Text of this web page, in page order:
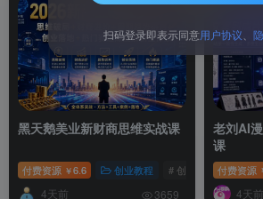
黑天鹅美业新财商思维实战课
付费资源 ￥6.6 创业教程 # 创业者 # 美业
4天前 3659
老刘AI
课
付费资源
4天前
扫码登录即表示同意用户协议